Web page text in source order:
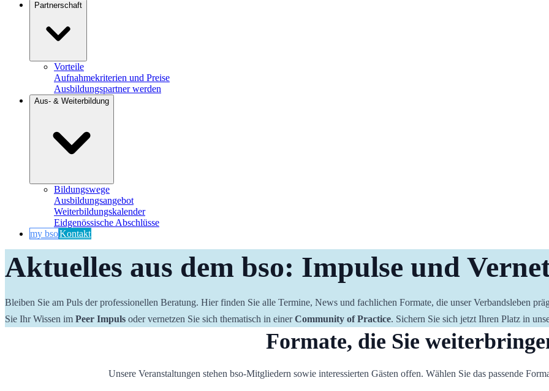
Partnerschaft
Vorteile
Aufnahmekriterien und Preise
Ausbildungspartner werden
Aus- & Weiterbildung
Bildungswege
Ausbildungsangebot
Weiterbildungskalender
Eidgenössische Abschlüsse
my bsoKontakt
Aktuelles aus dem bso: Impulse und
Bleiben Sie am Puls der professionellen Beratung. Hier finden Sie alle Termine, News und fachlichen Formate, die unser Verbandsleben
Sie Ihr Wissen im Peer Impuls oder vernetzen Sie sich thematisch in einer Community of Practice. Sichern Sie sich jetzt Ihren Platz in
Formate, die Sie
Unsere Veranstaltungen stehen bso-Mitgliedern sowie interessierten Gästen offen. Wählen Sie das passende